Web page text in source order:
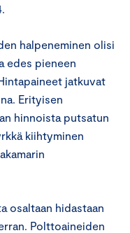
halpeneminen olisi
edes pieneen
jatkuvat
Erityisen
hinnoista putsatun
kiihtyminen
osaltaan hidastaan
Polttoaineiden